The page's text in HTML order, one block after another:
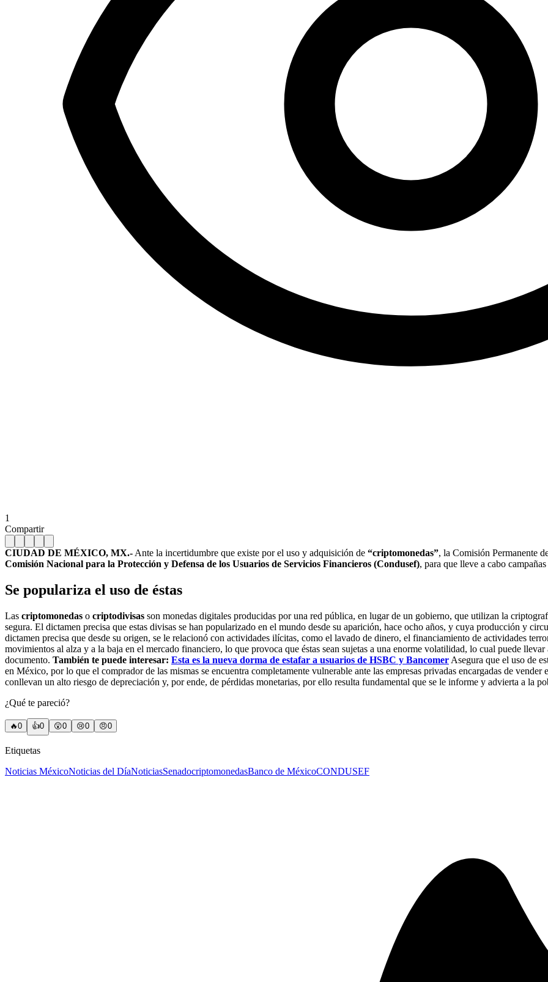
1
Compartir
CIUDAD DE MÉXICO, MX.- Ante la incertidumbre que existe por el uso y adquisición de “criptomonedas”, la Comisión Permanente
Comisión Nacional para la Protección y Defensa de los Usuarios de Servicios Financieros (Condusef), para que lleve a cabo
Se populariza el uso de éstas
Las criptomonedas o criptodivisas son monedas digitales producidas por una red pública, en lugar de un gobierno, que utilizan la
segura. El dictamen precisa que estas divisas se han popularizado en el mundo desde su aparición, hace ocho años, y cuya producción y
dictamen precisa que desde su origen, se le relacionó con actividades ilícitas, como el lavado de dinero, el financiamiento de actividades
movimientos al alza y a la baja en el mercado financiero, lo que provoca que éstas sean sujetas a una enorme volatilidad, lo cual puede
documento. También te puede interesar: Esta es la nueva dorma de estafar a usuarios de HSBC y Bancomer Asegura que el uso de
en México, por lo que el comprador de las mismas se encuentra completamente vulnerable ante las empresas privadas encargadas de
conllevan un alto riesgo de depreciación y, por ende, de pérdidas monetarias, por ello resulta fundamental que se le informe y advierta a la
¿Qué te pareció?
🔥0 👍0 😲0 😢0 😠0
Etiquetas
Noticias MéxicoNoticias del DíaNoticiasSenadocriptomonedasBanco de MéxicoCONDUSEF